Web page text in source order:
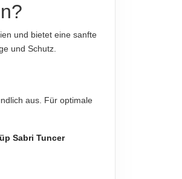
und bietet eine sanfte
und Schutz.
aus. Für optimale
Sabri Tuncer